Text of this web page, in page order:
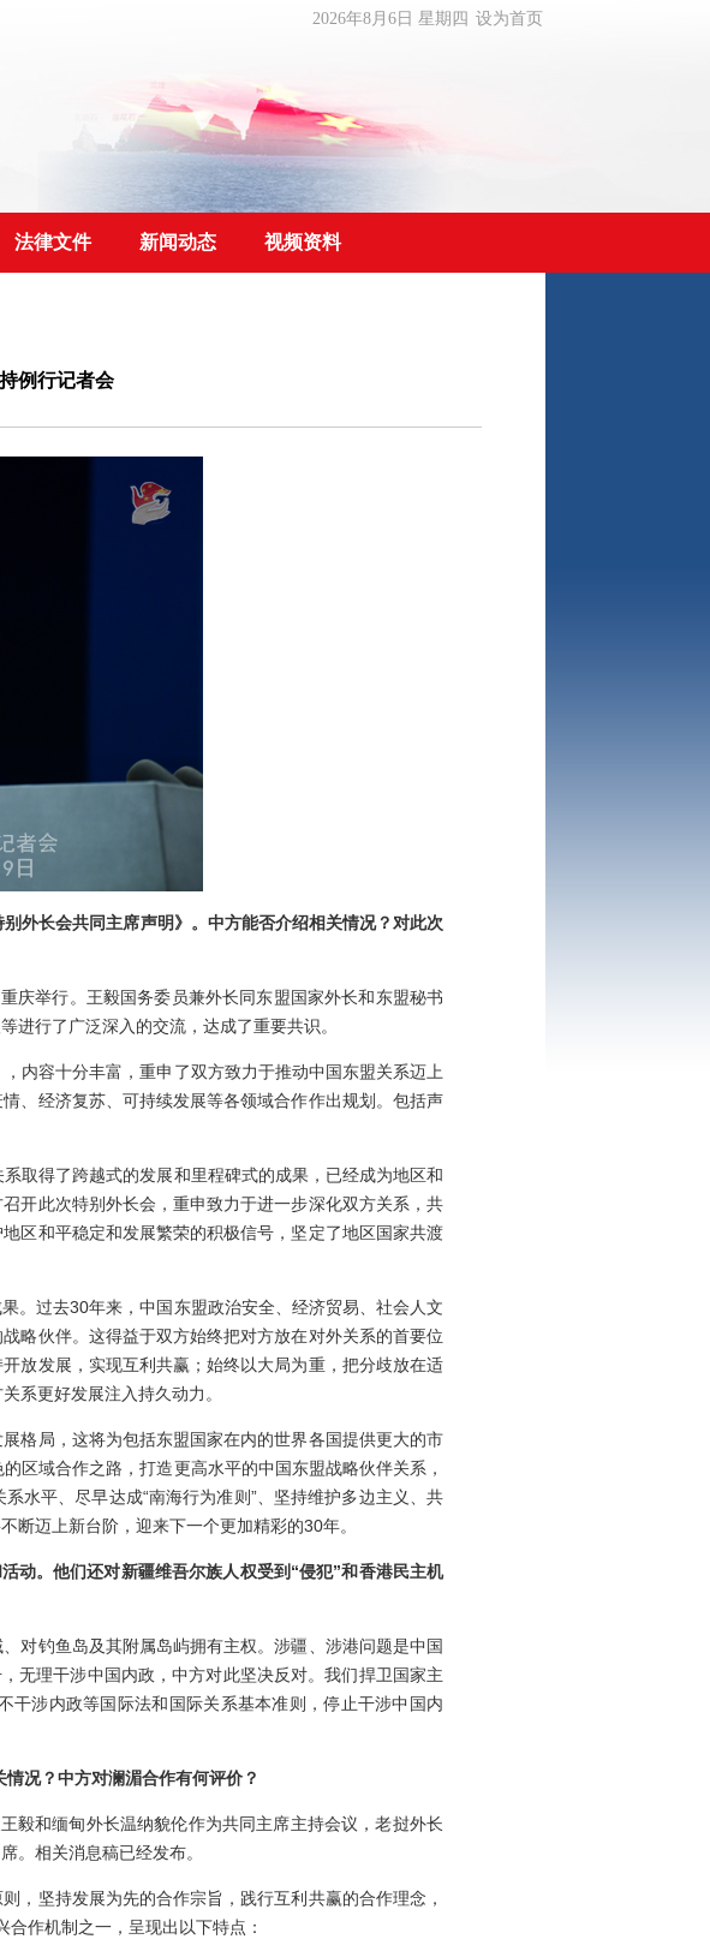
2026年8月6日 星期四 设为首页
法律文件 新闻动态 视频资料
例行记者会
别外长会共同主席声明》。中方能否介绍相关情况？对此次
举行。王毅国务委员兼外长同东盟国家外长和东盟秘书
进行了广泛深入的交流，达成了重要共识。
容十分丰富，重申了双方致力于推动中国东盟关系迈上
、经济复苏、可持续发展等各领域合作作出规划。包括声
得了跨越式的发展和里程碑式的成果，已经成为地区和
开此次特别外长会，重申致力于进一步深化双方关系，共
区和平稳定和发展繁荣的积极信号，坚定了地区国家共渡
过去30年来，中国东盟政治安全、经济贸易、社会人文
略伙伴。这得益于双方始终把对方放在对外关系的首要位
放发展，实现互利共赢；始终以大局为重，把分歧放在适
系更好发展注入持久动力。
局，这将为包括东盟国家在内的世界各国提供更大的市
区域合作之路，打造更高水平的中国东盟战略伙伴关系，
水平、尽早达成“南海行为准则”、坚持维护多边主义、共
断迈上新台阶，迎来下一个更加精彩的30年。
动。他们还对新疆维吾尔族人权受到 “侵犯”和香港民主机
钓鱼岛及其附属岛屿拥有主权。涉疆、涉港问题是中国
无理干涉中国内政，中方对此坚决反对。我们捍卫国家主
干涉内政等国际法和国际关系基本准则，停止干涉中国内
况？中方对澜湄合作有何评价？
和缅甸外长温纳貌伦作为共同主席主持会议，老挝外长
。相关消息稿已经发布。
坚持发展为先的合作宗旨，践行互利共赢的合作理念，
作机制之一，呈现出以下特点：